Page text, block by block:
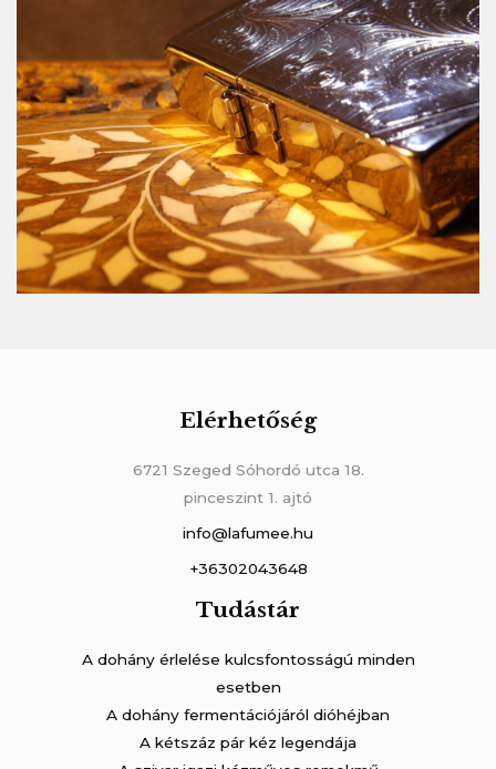
Elérhetőség
6721 Szeged Sóhordó utca 18.
pinceszint 1. ajtó
info@lafumee.hu
+36302043648
Tudástár
A dohány érlelése kulcsfontosságú minden
esetben
A dohány fermentációjáról dióhéjban
A kétszáz pár kéz legendája